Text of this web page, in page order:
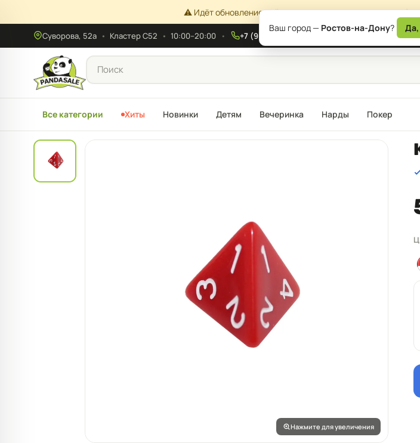
⚠️ Идёт обновление сайта — возможны временные ошибки
Суворова, 52а • Кластер С52 • 10:00–20:00 +7 (908) 177-87-17
Все категории Хиты Новинки Детям Вечеринка Нарды Покер
Нажмите для увеличения
Ваш город — Ростов-на-Дону? Да,